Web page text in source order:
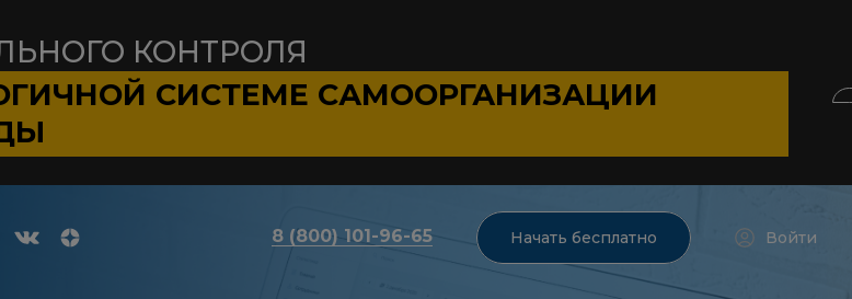
КОНТРОЛЯ
СИСТЕМЕ САМООРГАНИЗАЦИИ
8 (800) 101-96-65 Начать бесплатно Войти